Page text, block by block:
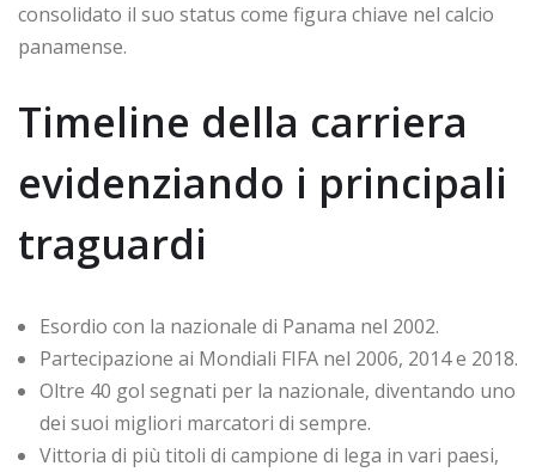
consolidato il suo status come figura chiave nel calcio
panamense.
Timeline della carriera
evidenziando i principali
traguardi
Esordio con la nazionale di Panama nel 2002.
Partecipazione ai Mondiali FIFA nel 2006, 2014 e 2018.
Oltre 40 gol segnati per la nazionale, diventando uno
dei suoi migliori marcatori di sempre.
Vittoria di più titoli di campione di lega in vari paesi,